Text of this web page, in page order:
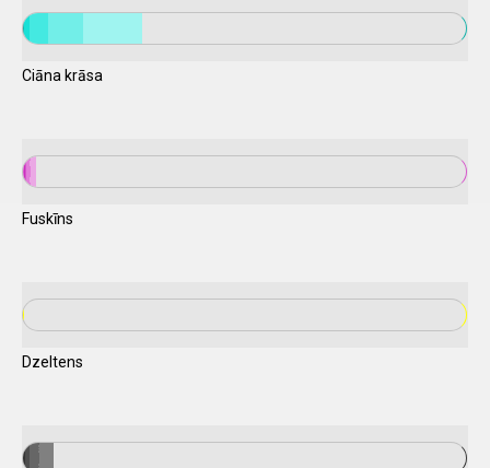
Ciāna krāsa
Fuskīns
Dzeltens